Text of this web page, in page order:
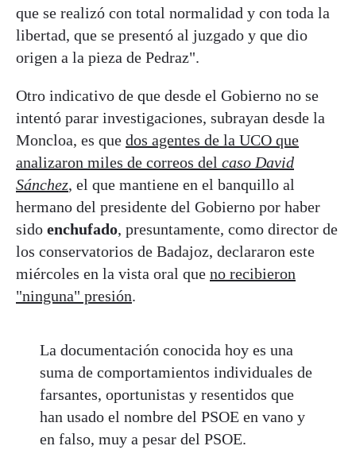
que se realizó con total normalidad y con toda la
libertad, que se presentó al juzgado y que dio
origen a la pieza de Pedraz".
Otro indicativo de que desde el Gobierno no se
intentó parar investigaciones, subrayan desde la
Moncloa, es que dos agentes de la UCO que
analizaron miles de correos del caso David
Sánchez, el que mantiene en el banquillo al
hermano del presidente del Gobierno por haber
sido enchufado, presuntamente, como director de
los conservatorios de Badajoz, declararon este
miércoles en la vista oral que no recibieron
"ninguna" presión.
La documentación conocida hoy es una
suma de comportamientos individuales de
farsantes, oportunistas y resentidos que
han usado el nombre del PSOE en vano y
en falso, muy a pesar del PSOE.